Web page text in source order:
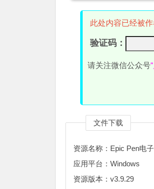
此处内容已经被
验证码：
请关注微信公众号
文件下载
资源名称：Epic Pen电
应用平台：Windows
资源版本：v3.9.29